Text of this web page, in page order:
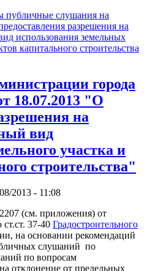
публичные слушания на
разрешения на
использования земельных
капитального строительства
города
18.07.2013 "О
на
вид
участка и
строительства"
2013 - 11:08
(см. приложения) от
ст.ст. 37-40 Градостроительного
на основании рекомендаций
слушаний по
по вопросам
отклонение от предельных